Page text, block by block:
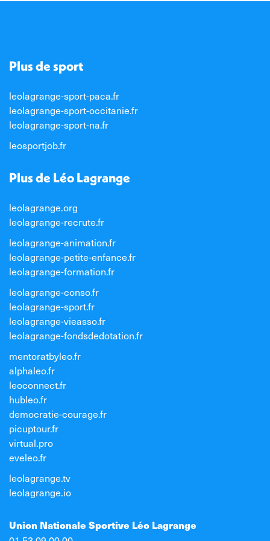
Plus de sport
leolagrange-sport-paca.fr
leolagrange-sport-occitanie.fr
leolagrange-sport-na.fr
leosportjob.fr
Plus de Léo Lagrange
leolagrange.org
leolagrange-recrute.fr
leolagrange-animation.fr
leolagrange-petite-enfance.fr
leolagrange-formation.fr
leolagrange-conso.fr
leolagrange-sport.fr
leolagrange-vieasso.fr
leolagrange-fondsdedotation.fr
mentoratbyleo.fr
alphaleo.fr
leoconnect.fr
hubleo.fr
democratie-courage.fr
picuptour.fr
virtual.pro
eveleo.fr
leolagrange.tv
leolagrange.io
Union Nationale Sportive Léo Lagrange